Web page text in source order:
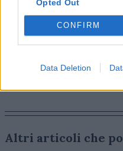
Opted Out
CONFIRM
Data Deletion
MADTECH AI
Altri articoli che